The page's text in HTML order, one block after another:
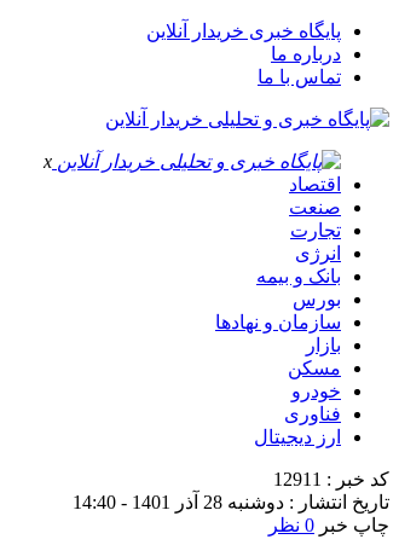
پایگاه خبری خریدار آنلاین
درباره ما
تماس با ما
x
اقتصاد
صنعت
تجارت
انرژی
بانک و بیمه
بورس
سازمان و نهادها
بازار
مسکن
خودرو
فناوری
ارز دیجیتال
کد خبر : 12911
تاریخ انتشار : دوشنبه 28 آذر 1401 - 14:40
چاپ خبر 0 نظر